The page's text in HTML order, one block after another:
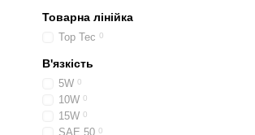
Товарна лінійка
Top Tec 0
В'язкість
5W 0
10W 0
15W 0
SAE 50 0